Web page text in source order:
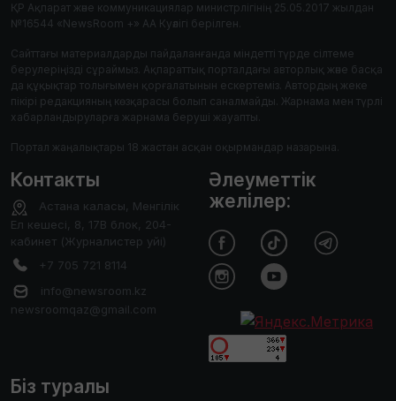
ҚР Ақпарат және коммуникациялар министрлігінің 25.05.2017 жылдан
№16544 «NewsRoom +» АА Куәлігі берілген.
Сайттағы материалдарды пайдаланғанда міндетті түрде сілтеме
берулеріңізді сұраймыз. Ақпараттық порталдағы авторлық және басқа
да құқықтар толығымен қорғалатынын ескертеміз. Автордың жеке
пікірі редакцияның көзқарасы болып саналмайды. Жарнама мен түрлі
хабарландыруларға жарнама беруші жауапты.
Портал жаңалықтары 18 жастан асқан оқырмандар назарына.
Контакты
Астана каласы, Менгілік
Ел кешесі, 8, 17В блок, 204-
кабинет (Журналистер уйі)
+7 705 721 8114
info@newsroom.kz
newsroomqaz@gmail.com
Біз туралы
Әлеуметтік
желілер: